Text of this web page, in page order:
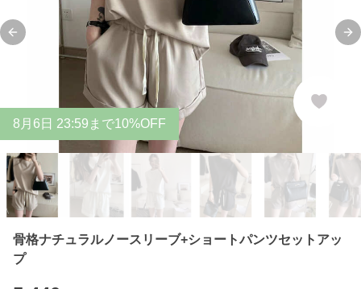
Previous slide
8 月 6 日 23:59まで10%OFF
骨格ナチュラルノースリーブ+ショートパンツセットアッ
プ